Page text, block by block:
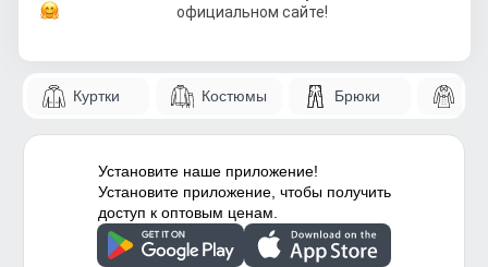
официальном сайте!
Куртки Костюмы Брюки
Установите наше приложение!
Установите приложение, чтобы получить
доступ к оптовым ценам.